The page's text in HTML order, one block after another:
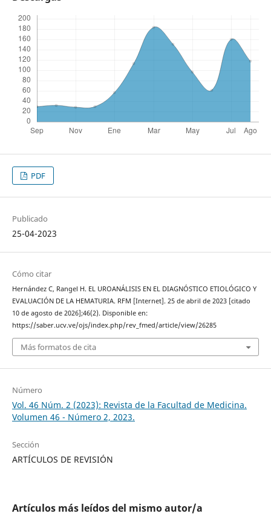
PDF
Publicado
25-04-2023
Cómo citar
Hernández C, Rangel H. EL UROANÁLISIS EN EL DIAGNÓSTICO ETIOLÓGICO Y
EVALUACIÓN DE LA HEMATURIA. RFM [Internet]. 25 de abril de 2023 [citado
10 de agosto de 2026];46(2). Disponible en:
https://saber.ucv.ve/ojs/index.php/rev_fmed/article/view/26285
Más formatos de cita
Número
Vol. 46 Núm. 2 (2023): Revista de la Facultad de Medicina.
Volumen 46 - Número 2, 2023.
Sección
ARTÍCULOS DE REVISIÓN
Artículos más leídos del mismo autor/a